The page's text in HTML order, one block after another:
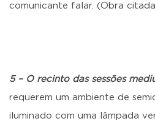
comunicante falar. (Obra
5 – O recinto das sessões
requerem um ambiente de
iluminado com uma lâmpada